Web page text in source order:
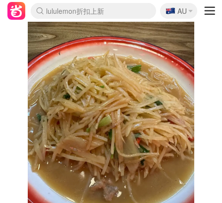
lululemon折扣上新
Sasa美妆护肤3.5折
SSENSE年中2.5折
FreshBeauty好价汇总
Cettire降价+叠9折
WWS Coles超市实拍
viagogo二手票捡漏
Myer折扣汇总
The Outnet奢牌1折起
David Jones 3折起
Flannels大牌1折
Perfumes Club护肤1折
AMIRO面罩$251
Amazon折扣汇总
eToro入金$200送$50
Amazon数码好物
ICONIC本周7.5折
ThedoubleF高奢地板价
Moose Knuckles 6折
EUFY摄像头$98
Selenichast首饰2折
Trip机票酒店促销
YSL送5件彩妆礼
Amazon家居好物
Amazon美妆护肤
雅漾大喷$8
过敏原检测盒$33
科颜氏高保湿面霜$29
SEALIFE海洋馆门票6折
丝塔芙大白罐$16
订阅Newsletter送香薰
Cult Beauty 6.8折
Harrods圣诞日历$525
LN-CC奢牌私促3折
d'Alba空姐喷雾$16
EVE LOM套装£56
Bernardelli独家4折
Adore Beauty 6折起
CT圣诞日历
Mytheresa奢品2.7折
Luxury Escapes 9折
Currentbody美容仪$881
MOON Garden Live
Roborock扫地机$649
Tingo Life水杯$24
Valentino官网5折
CR洗护套装$23
修丽可4件套$159
GANNI官网4.5折
Stylevana韩妆4折
Tessabit高奢8.5折
OGX洗发水$11
Amazon阿德莱德次日达
卡诗8.5折+赠礼
Philips Hue灯具8折
La Mer送8件礼值$529
🇦🇺
AU